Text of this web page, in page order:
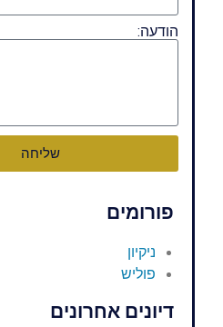
הודעה:
שליחה
פורומים
ניקיון
פוליש
דיונים אחרונים